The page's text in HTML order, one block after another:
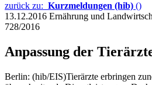
zurück zu: Kurzmeldungen (hib) ()
13.12.2016 Ernährung und
728/2016
Anpassung der
Berlin: (hib/EIS)Tierärzte erbringen